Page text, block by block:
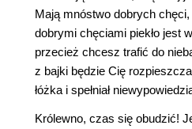
Mają mnóstwo dobrych
dobrymi chęciami piekło jest
przecież chcesz trafić do
z bajki będzie Cię
łóżka i spełniał
Królewno, czas się obudzić!